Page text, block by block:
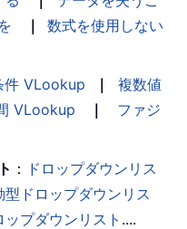
｜
数式を使用しない
件 VLookup ｜
複数値
VLookup ｜
ファジ
： ドロップダウンリス
型ドロップダウンリス
プダウンリスト ....